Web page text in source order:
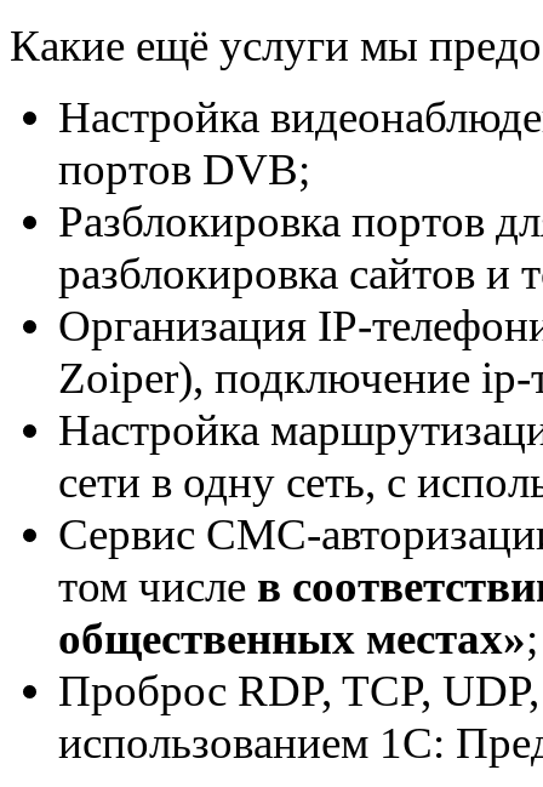
Какие ещё услуги мы
Настройка
портов DVB;
Разблокировка портов
разблокировка сайтов и
Организация IP-
Zoiper), подключение ip-
Настройка
сети в одну сеть, с
Сервис СМС-
том числе в
общественных местах»;
Проброс RDP, TCP,
использованием 1С: